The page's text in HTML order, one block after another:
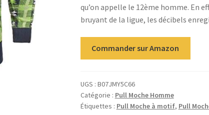
qu’on appelle le 12ème homme. En
bruyant de la ligue, les décibels
Commander sur Amazon
UGS : B07JMY5C66
Catégorie : Pull Moche Homme
Étiquettes : Pull Moche à motif, Pull